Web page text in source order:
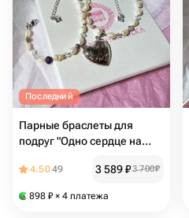
Последний
Парные браслеты для
подруг "Одно сердце на
4.5049 3 589₽3 700₽
898 ₽ × 4 платежа